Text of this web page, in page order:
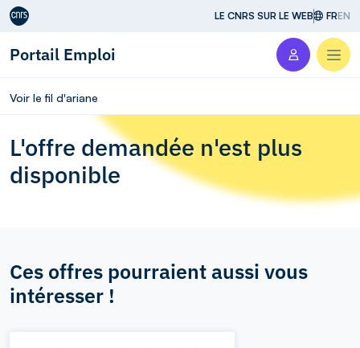
Aller au contenu LE CNRS SUR LE WEB FREN
Portail Emploi
Voir le fil d'ariane
L'offre demandée n'est plus
disponible
Ces offres pourraient aussi vous
intéresser !